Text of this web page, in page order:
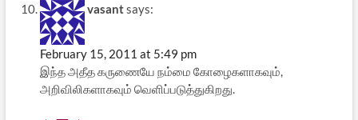
vasantsays:
February 15, 2011 at 5:49 pm
இந்த அதீத கருணையே நம்மை கோழைகளாகவும்,
அறிவிலிகளாகவும் வெளிப்படுத்துகிறது.